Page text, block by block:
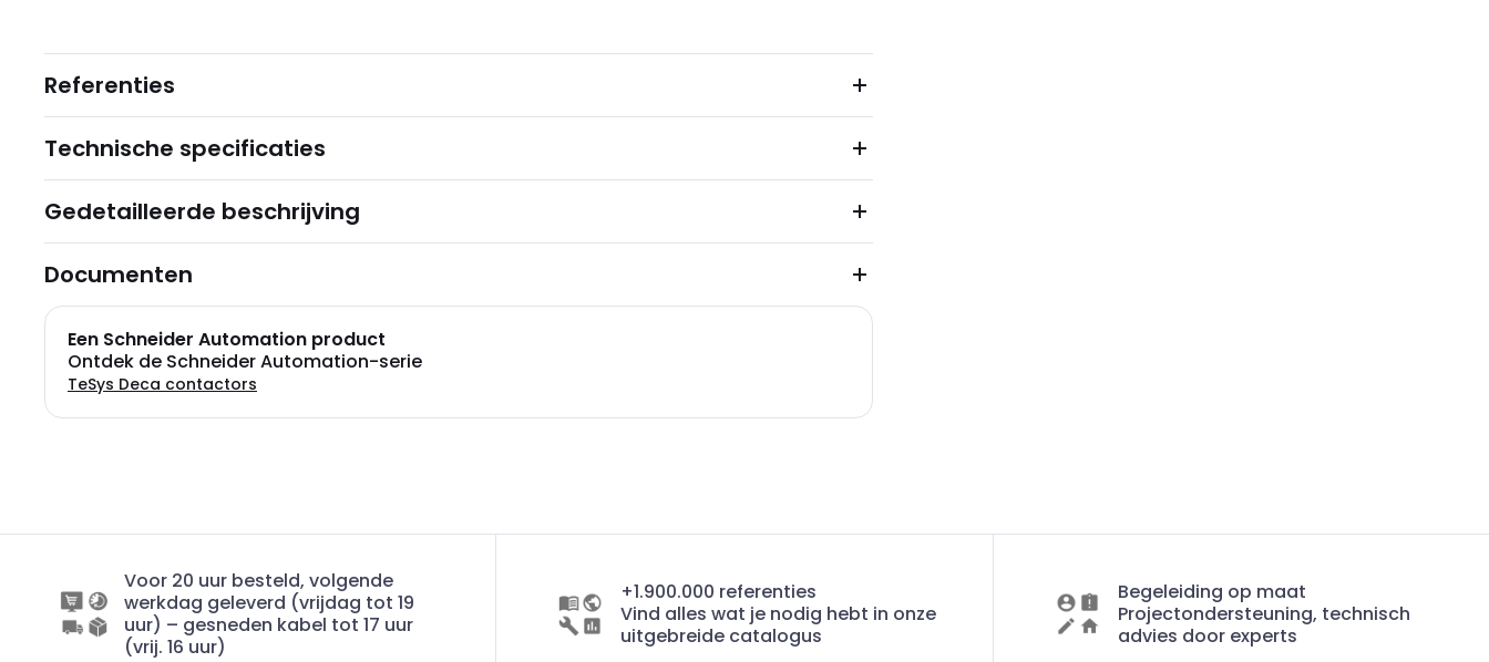
Referenties
Technische specificaties
Gedetailleerde beschrijving
Documenten
Een Schneider Automation product
Ontdek de Schneider Automation-serie
TeSys Deca contactors
Voor 20 uur besteld, volgende
werkdag geleverd (vrijdag tot 19
uur) – gesneden kabel tot 17 uur
(vrij. 16 uur)
+1.900.000 referenties
Vind alles wat je nodig hebt in onze
uitgebreide catalogus
Begeleiding op maat
Projectondersteuning, technisch
advies door experts